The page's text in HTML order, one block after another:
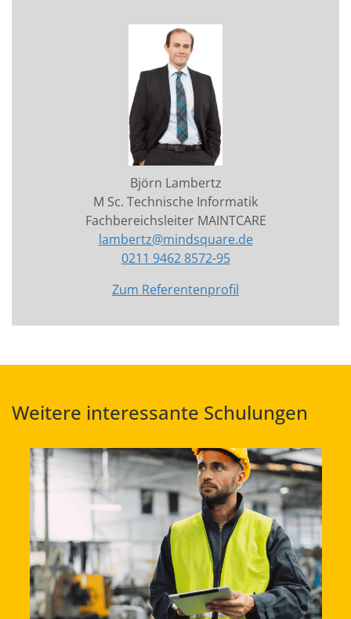
Björn Lambertz
M Sc. Technische Informatik
Fachbereichsleiter MAINTCARE
lambertz@mindsquare.de
0211 9462 8572-95
Zum Referentenprofil
Weitere interessante Schulungen